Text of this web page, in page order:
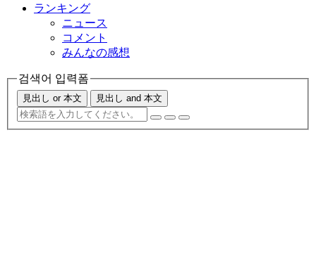
ランキング
ニュース
コメント
みんなの感想
검색어 입력폼
見出し or 本文 見出し and 本文